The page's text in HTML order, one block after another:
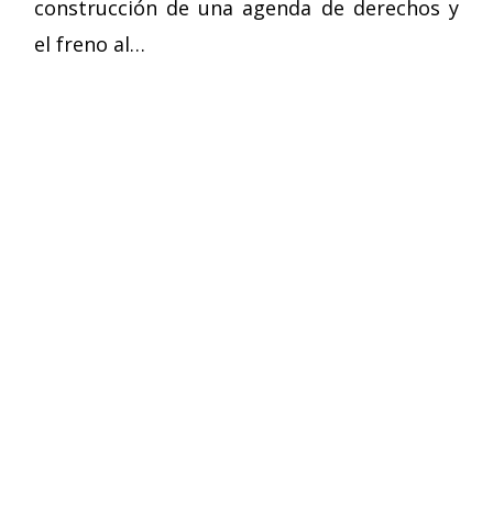
construcción de una agenda de derechos y
el freno al…